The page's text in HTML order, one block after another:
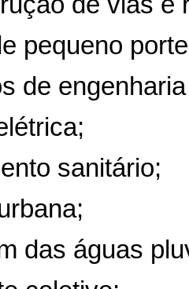
pequeno
de
sanitário;
das águas